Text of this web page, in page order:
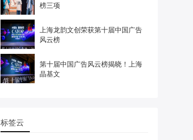
榜三项
上海龙韵文创荣获第十届中国广告
风云榜
第十届中国广告风云榜揭晓！上海
晶基文
标签云